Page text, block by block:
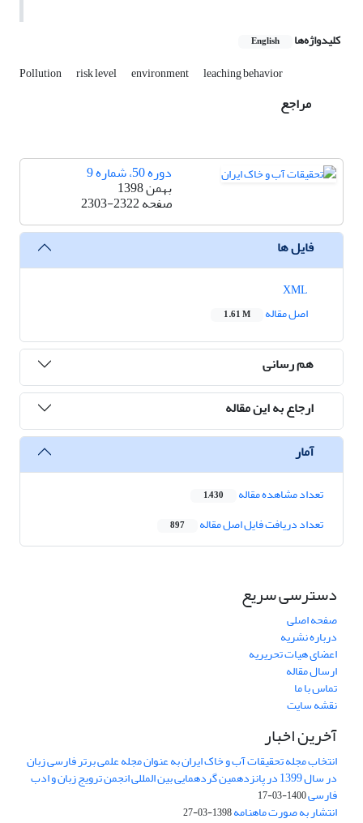
کلیدواژه‌ها English
Pollution risk level environment leaching behavior
مراجع
دوره 50، شماره 9
بهمن 1398
صفحه2303-2322
فایل ها
اصل مقاله
1.61 M
هم رسانی
ارجاع به این مقاله
آمار
تعداد مشاهده مقاله 1,430
تعداد دریافت فایل اصل مقاله 897
دسترسی سریع
صفحه اصلی
درباره نشریه
اعضای هیات تحریریه
ارسال مقاله
تماس با ما
نقشه سایت
آخرین اخبار
انتخاب مجله تحقیقات آب و خاک ایران به عنوان مجله علمی برتر فارسی زبان
در سال 1399 در پانزدهمین گردهمایی بین المللی انجمن ترویج زبان و ادب
فارسی1400-03-17
انتشار به صورت ماهنامه1398-03-27